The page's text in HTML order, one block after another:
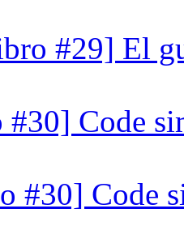
#29] El
Code
#30] Code